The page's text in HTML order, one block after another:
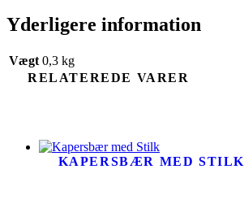
Yderligere information
Vægt 0,3 kg
RELATEREDE VARER
KAPERSBÆR MED STILK